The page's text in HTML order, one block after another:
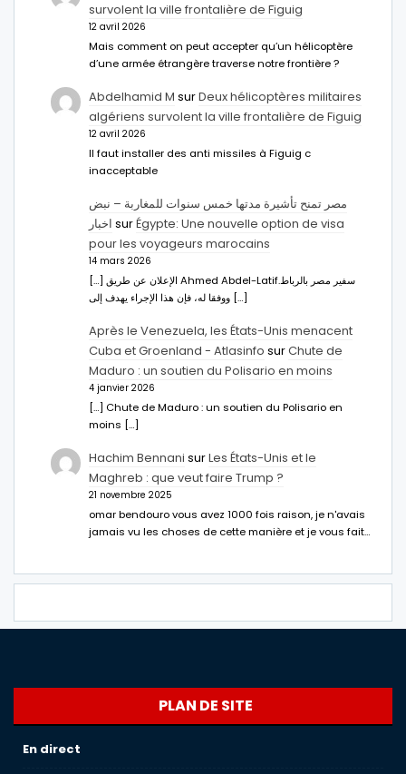
survolent la ville frontalière de Figuig
12 avril 2026
Mais comment on peut accepter qu’un hélicoptère
d’une armée étrangère traverse notre frontière ?
Abdelhamid M surDeux hélicoptères militaires
algériens survolent la ville frontalière de Figuig
12 avril 2026
Il faut installer des anti missiles à Figuig c
inacceptable
مصر تمنح تأشيرة مدتها خمس سنوات للمغاربة – نبض
اخبار surÉgypte: Une nouvelle option de visa
pour les voyageurs marocains
14 mars 2026
[…] الإعلان عن طريق Ahmed Abdel-Latifسفير مصر بالرباط.
ووفقا له، فإن هذا الإجراء يهدف إلى […]
Après le Venezuela, les États-Unis menacent
Cuba et Groenland - Atlasinfo surChute de
Maduro : un soutien du Polisario en moins
4 janvier 2026
[…] Chute de Maduro : un soutien du Polisario en
moins […]
Hachim Bennani surLes États-Unis et le
Maghreb : que veut faire Trump ?
21 novembre 2025
omar bendouro vous avez 1000 fois raison, je n'avais
jamais vu les choses de cette manière et je vous fait…
PLAN DE SITE
En direct